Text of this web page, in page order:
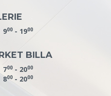
900- 1900
BILLA
700- 2000
800- 2000